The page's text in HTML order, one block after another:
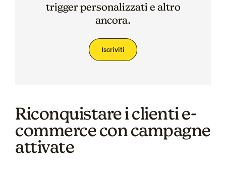
trigger personalizzati e altro
ancora.
Iscriviti
Riconquistare i clienti e-
commerce con campagne
attivate